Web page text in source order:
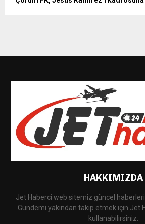
HAKKIMIZDA
Jet Haberci web sitemiz güncel
Gündemi yakından takip etmek için Jet
kullanabilirsiniz.